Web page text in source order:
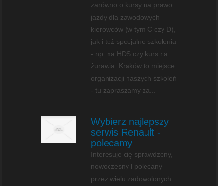
zarówno o kursy na prawo
jazdy dla zawodowych
kierowców (w tym C czy D),
jak i też specjalne szkolenia
- np. na HDS czy kurs na
żurawia. Kraków to miejsce
organizacji naszych szkoleń
- tu zapraszamy za...
Wybierz najlepszy
serwis Renault -
polecamy
Interesuje cię sprawdzony,
nowoczesny i polecany
przez wielu zadowolonych